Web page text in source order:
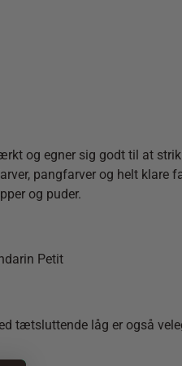
og egner sig godt til at
pangfarver og helt klare
og puder.
Petit
tætsluttende låg er også